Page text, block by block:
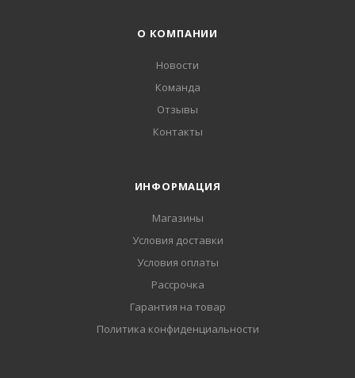
О КОМПАНИИ
Новости
Команда
Отзывы
Контакты
ИНФОРМАЦИЯ
Магазины
Условия доставки
Условия оплаты
Рассрочка
Гарантия на товар
Политика конфиденциальности